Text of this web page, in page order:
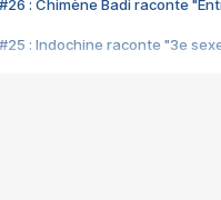
#26 : Chimène Badi raconte
#25 : Indochine raconte "3e